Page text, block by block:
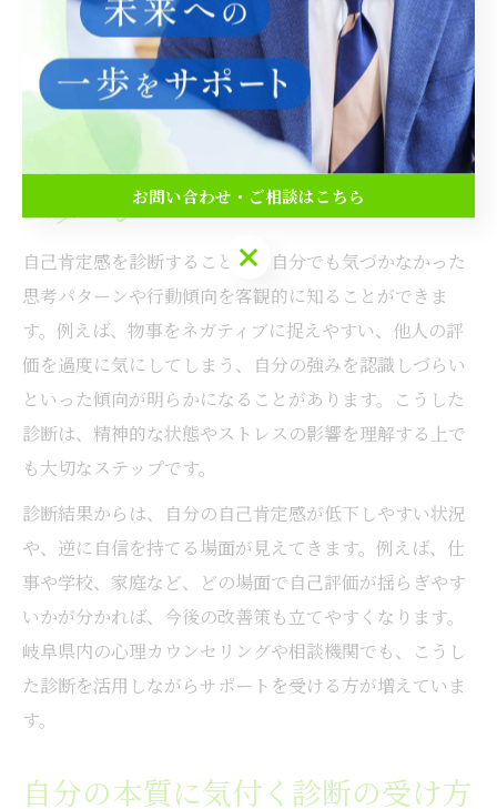
診断で見つける本当の自己肯定感
自己肯定感診断で発見できる思考
パターン
自己肯定感を診断することで、自分でも気づかなかった
思考パターンや行動傾向を客観的に知ることができま
す。例えば、物事をネガティブに捉えやすい、他人の評
価を過度に気にしてしまう、自分の強みを認識しづらい
といった傾向が明らかになることがあります。こうした
診断は、精神的な状態やストレスの影響を理解する上で
も大切なステップです。
診断結果からは、自分の自己肯定感が低下しやすい状況
や、逆に自信を持てる場面が見えてきます。例えば、仕
事や学校、家庭など、どの場面で自己評価が揺らぎやす
いかが分かれば、今後の改善策も立てやすくなります。
岐阜県内の心理カウンセリングや相談機関でも、こうし
た診断を活用しながらサポートを受ける方が増えていま
す。
自分の本質に気付く診断の受け方
お問い合わせ・ご相談はこちら
お問い合わせ・ご相談はこちら